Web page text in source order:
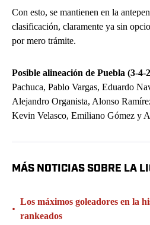
Con esto, se mantienen en la
clasificación, claramente ya sin
por mero trámite.
Posible alineación de Puebla (3-4-
Pachuca, Pablo Vargas, Eduardo
Alejandro Organista, Alonso
Kevin Velasco, Emiliano Gómez y
MÁS NOTICIAS SOBRE LA
•
Los máximos goleadores en la
rankeados